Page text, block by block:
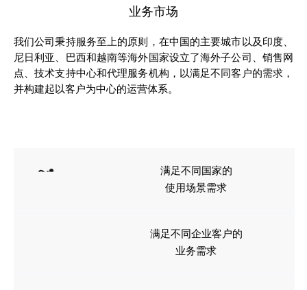
业务市场
我们公司秉持服务至上的原则，在中国的主要城市以及印度、
尼日利亚、巴西和越南等海外国家设立了海外子公司、销售网
点、技术支持中心和代理服务机构，以满足不同客户的需求，
并构建起以客户为中心的运营体系。
满足不同国家的
使用场景需求
满足不同企业客户的
业务需求